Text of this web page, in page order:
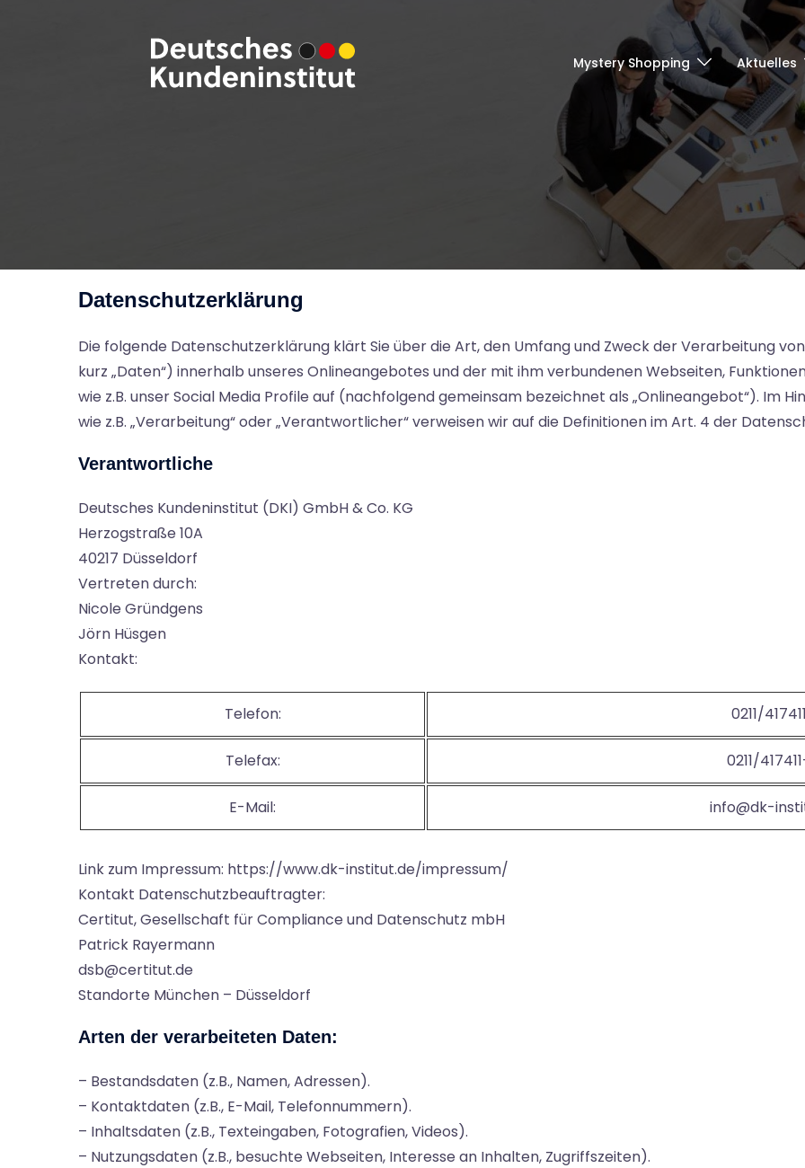
Mystery Shopping Aktuelles
Datenschutzerklärung
Die folgende Datenschutzerklärung klärt Sie über die Art, den Umfang und Zweck der Verarbeitung
kurz „Daten“) innerhalb unseres Onlineangebotes und der mit ihm verbundenen Webseiten,
wie z.B. unser Social Media Profile auf (nachfolgend gemeinsam bezeichnet als „Onlineangebot“). Im
wie z.B. „Verarbeitung“ oder „Verantwortlicher“ verweisen wir auf die Definitionen im Art. 4 der
Verantwortliche
Deutsches Kundeninstitut (DKI) GmbH & Co. KG
Herzogstraße 10A
40217 Düsseldorf
Vertreten durch:
Nicole Gründgens
Jörn Hüsgen
Kontakt:
Telefon: 0211/
Telefax: 0211/
E-Mail: info@dk-
Link zum Impressum: https://www.dk-institut.de/impressum/
Kontakt Datenschutzbeauftragter:
Certitut, Gesellschaft für Compliance und Datenschutz mbH
Patrick Rayermann
dsb@certitut.de
Standorte München – Düsseldorf
Arten der verarbeiteten Daten:
– Bestandsdaten (z.B., Namen, Adressen).
– Kontaktdaten (z.B., E-Mail, Telefonnummern).
– Inhaltsdaten (z.B., Texteingaben, Fotografien, Videos).
– Nutzungsdaten (z.B., besuchte Webseiten, Interesse an Inhalten, Zugriffszeiten).